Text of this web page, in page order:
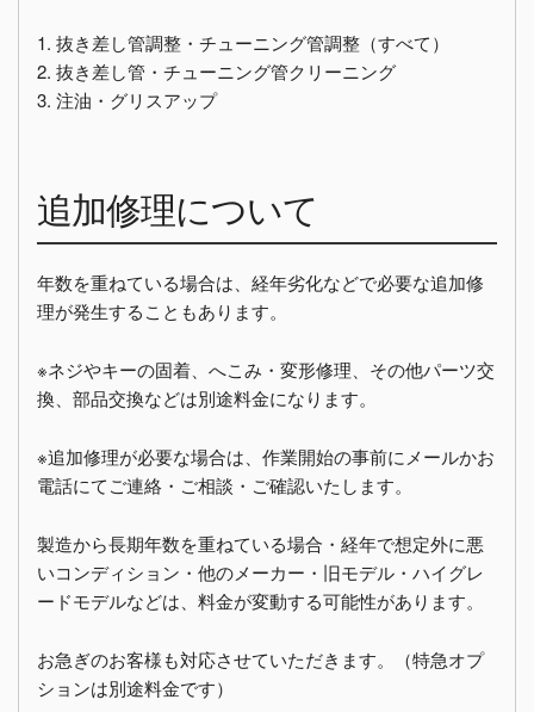
1. 抜き差し管調整・チューニング管調整（すべて）
2. 抜き差し管・チューニング管クリーニング
3. 注油・グリスアップ
追加修理について
年数を重ねている場合は、経年劣化などで必要な追加修
理が発生することもあります。
※ネジやキーの固着、へこみ・変形修理、その他パーツ交
換、部品交換などは別途料金になります。
※追加修理が必要な場合は、作業開始の事前にメールかお
電話にてご連絡・ご相談・ご確認いたします。
製造から長期年数を重ねている場合・経年で想定外に悪
いコンディション・他のメーカー・旧モデル・ハイグレ
ードモデルなどは、料金が変動する可能性があります。
お急ぎのお客様も対応させていただきます。（特急オプ
ションは別途料金です）